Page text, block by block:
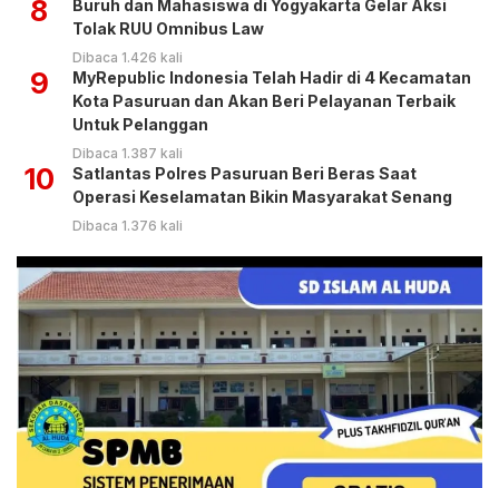
8
Buruh dan Mahasiswa di Yogyakarta Gelar Aksi
Tolak RUU Omnibus Law
Dibaca 1.426 kali
9
MyRepublic Indonesia Telah Hadir di 4 Kecamatan
Kota Pasuruan dan Akan Beri Pelayanan Terbaik
Untuk Pelanggan
Dibaca 1.387 kali
10
Satlantas Polres Pasuruan Beri Beras Saat
Operasi Keselamatan Bikin Masyarakat Senang
Dibaca 1.376 kali